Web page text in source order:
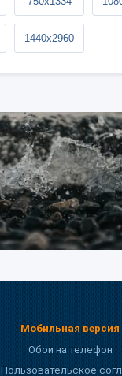
1440x2960
Мобильная версия
Обои на телефон
Пользовательское